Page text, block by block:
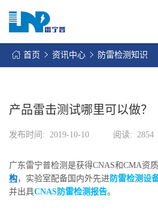
首页 资讯中心 防雷检测知识
产品雷击测试哪里可以做？
发布时间: 2019-10-10 阅读: 2854
广东雷宁普检测是获得CNAS和CMA资
构，实验室配备国内外先进防雷检测设
并出具CNAS防雷检测报告。
网
们
的
务
服
资